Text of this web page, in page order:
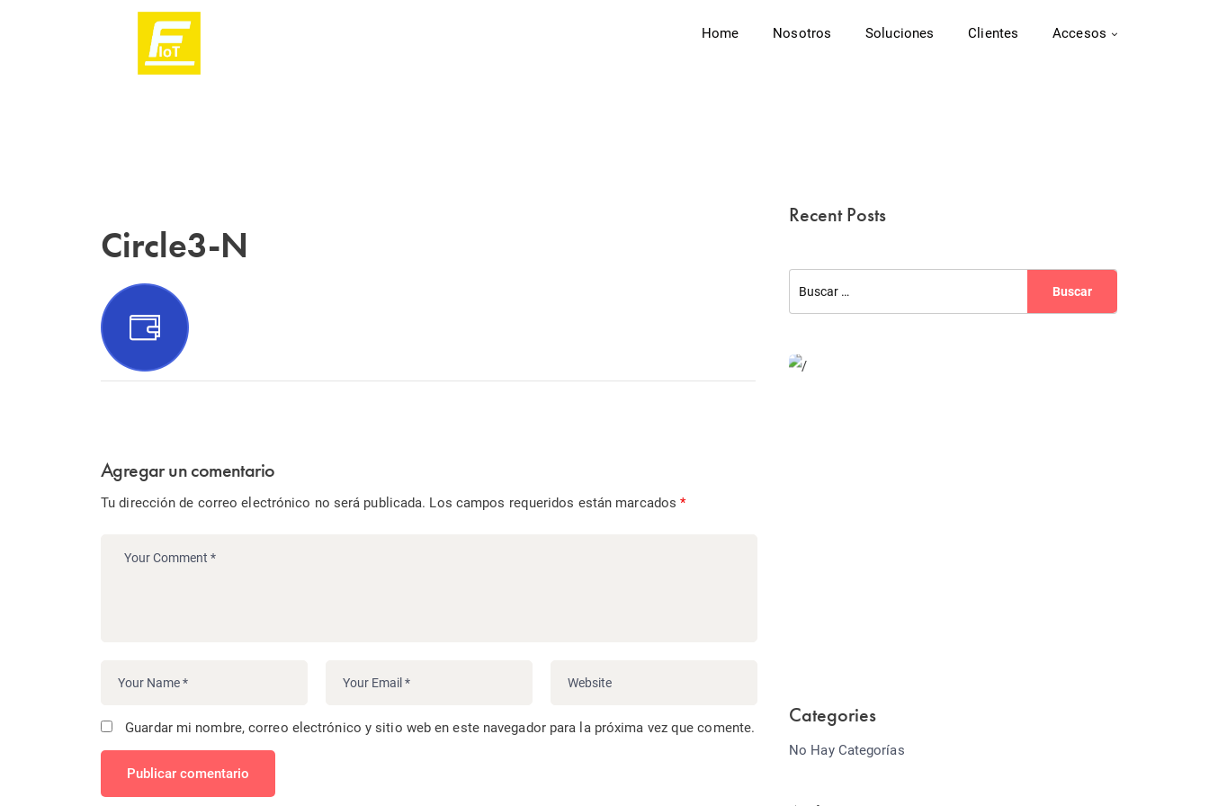
Home Nosotros Soluciones Clientes Accesos
Circle3-N
Agregar un comentario
Tu dirección de correo electrónico no será publicada. Los campos requeridos están marcados*
Guardar mi nombre, correo electrónico y sitio web en este navegador para la próxima vez que comente.
Publicar comentario
Recent Posts
Categories
No Hay Categorías